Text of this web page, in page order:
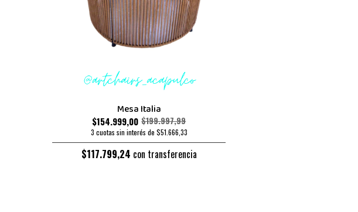
Mesa Italia
$154.999,00 $199.997,99
3 cuotas sin interés de $51.666,33
$117.799,24 con transferencia